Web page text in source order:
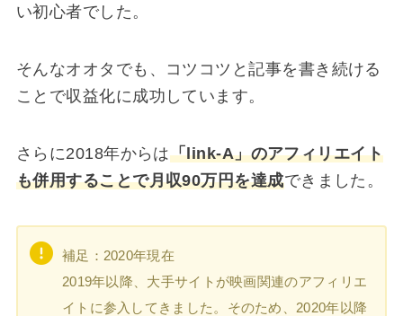
い初心者でした。
そんなオオタでも、コツコツと記事を書き続ける
ことで収益化に成功しています。
さらに2018年からは「link-A」のアフィリエイト
も併用することで月収90万円を達成できました。
補足：2020年現在
2019年以降、大手サイトが映画関連のアフィリエ
イトに参入してきました。そのため、2020年以降